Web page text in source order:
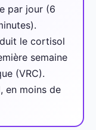
par jour (6
le cortisol
semaine
(VRC).
en moins de